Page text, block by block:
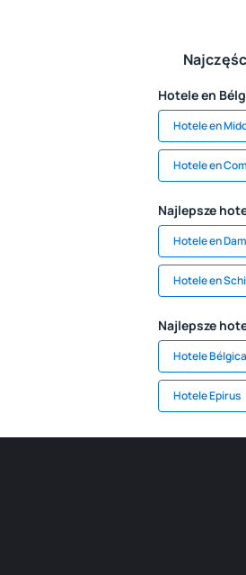
Hotele en
Hotele en
Hotele en
Najlepsze
Hotele en
Hotele en
Najlepsze
Hotele Bélgica
Hotele Epirus